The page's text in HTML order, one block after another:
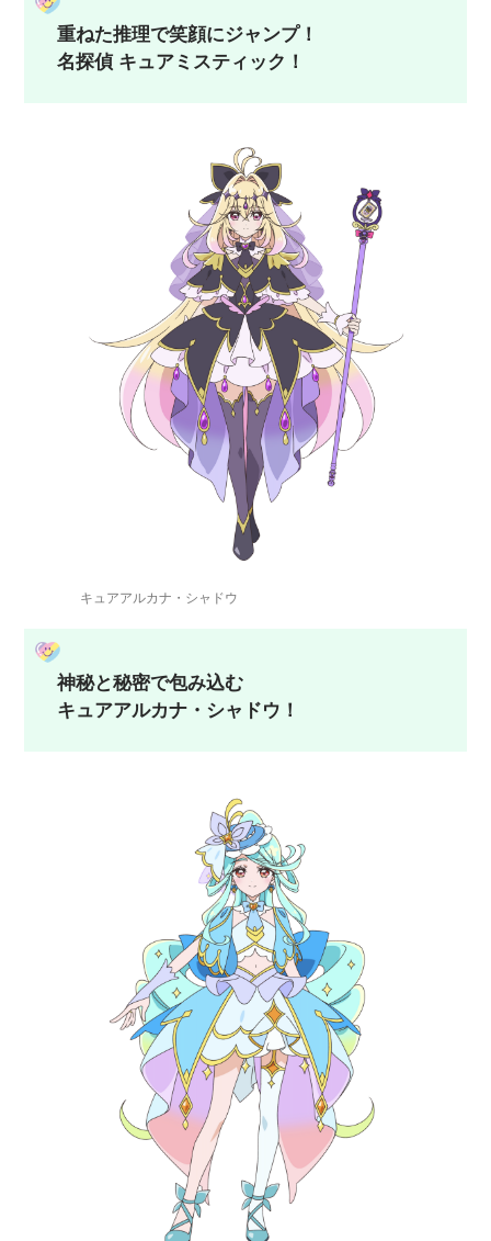
重ねた推理で笑顔にジャンプ！
名探偵 キュアミスティック！
キュアアルカナ・シャドウ
神秘と秘密で包み込む
キュアアルカナ・シャドウ！